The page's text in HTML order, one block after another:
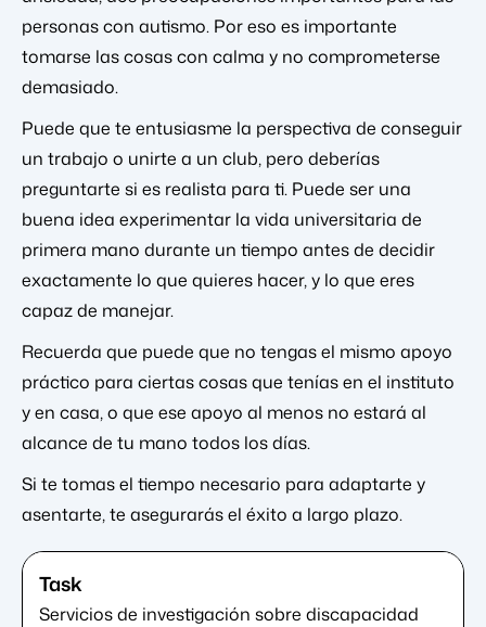
personas con autismo. Por eso es importante
tomarse las cosas con calma y no comprometerse
demasiado.
Puede que te entusiasme la perspectiva de conseguir
un trabajo o unirte a un club, pero deberías
preguntarte si es realista para ti. Puede ser una
buena idea experimentar la vida universitaria de
primera mano durante un tiempo antes de decidir
exactamente lo que quieres hacer, y lo que eres
capaz de manejar.
Recuerda que puede que no tengas el mismo apoyo
práctico para ciertas cosas que tenías en el instituto
y en casa, o que ese apoyo al menos no estará al
alcance de tu mano todos los días.
Si te tomas el tiempo necesario para adaptarte y
asentarte, te asegurarás el éxito a largo plazo.
Servicios de investigación sobre discapacidad